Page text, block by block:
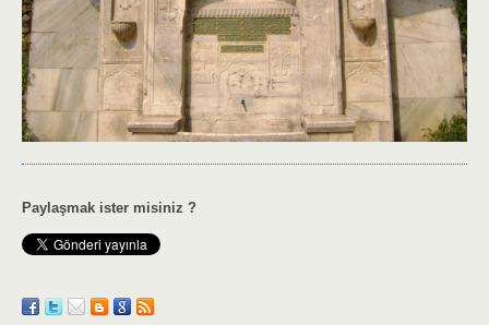
Paylaşmak ister misiniz ?